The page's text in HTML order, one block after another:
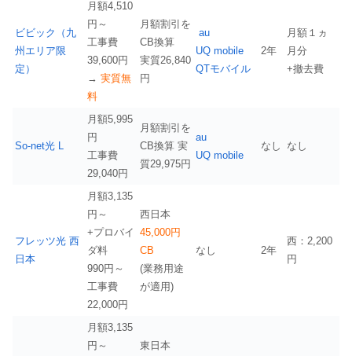
ビビック（九
州エリア限
定）
月額4,510
円～
工事費
39,600円
→ 実質無
料
月額割引を
CB換算
実質26,840
円
au
UQ mobile
QTモバイル
2年
月額１ヵ
月分
+撤去費
So-net光 L
月額5,995
円
工事費
29,040円
月額割引を
CB換算 実
質29,975円
au
UQ mobile
なし なし
フレッツ光 西
日本
月額3,135
円～
+プロバイ
ダ料
990円～
工事費
22,000円
西日本
45,000円
CB
(業務用途
が適用)
なし 2年
西：2,200
円
月額3,135
円～
東日本